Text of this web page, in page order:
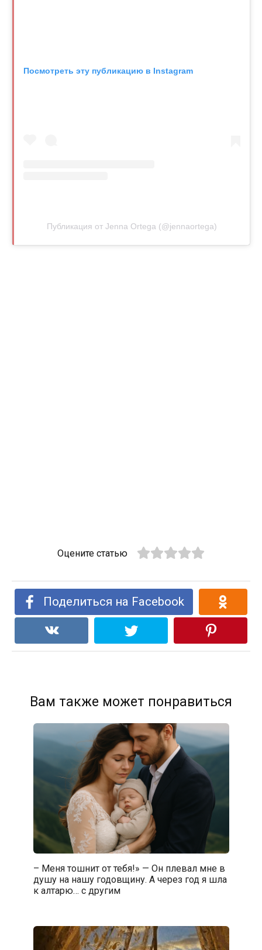
Посмотреть эту публикацию в Instagram
Публикация от Jenna Ortega (@jennaortega)
Оцените статью
Поделиться на Facebook
Вам также может понравиться
– Меня тошнит от тебя!» — Он плевал мне в
душу на нашу годовщину. А через год я шла
к алтарю… с другим